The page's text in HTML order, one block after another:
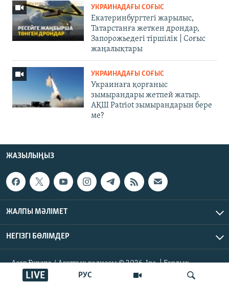
РУС
LIVE
УКРАИНАДАҒЫ СОҒЫС
Екатеринбургтегі жарылыс,
Татарстанға жеткен дрондар,
Запорожьедегі тіршілік | Cоғыс
жаңалықтары
УКРАИНАДАҒЫ СОҒЫС
Украинаға қорғаныс
зымырандары жетпей жатыр.
АҚШ Patriot зымырандарын бере
ме?
ЖАЗЫЛЫҢЫЗ
ЖАЛПЫ МӘЛІМЕТ
НЕГІЗГІ БӨЛІМДЕР
Азат Еуропа / Азаттық радиосы © 2026, Inc. | Барлық
құқықтары қорғалған